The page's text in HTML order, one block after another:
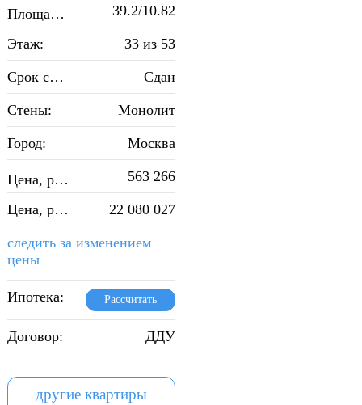
Площадь, м 39.2/10.82
Этаж: 33 из 53
Срок сдачи: Сдан
Стены: Монолит
Город: Москва
Цена, руб./м 563 266
Цена, руб.: 22 080 027
следить за изменением
цены
Ипотека: Рассчитать
Договор: ДДУ
другие квартиры